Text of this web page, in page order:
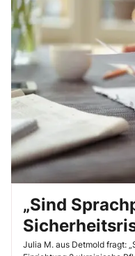
„Sind
Julia M. aus Detmold fragt: